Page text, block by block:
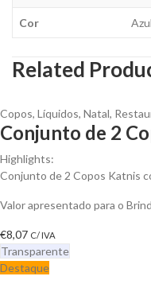
Cor
Related
Copos, Líquidos, Natal,
Conjunto de 2
Highlights:
Conjunto de 2 Copos Katnis
Valor apresentado para o
€8,07 C/ IVA
Transparente
Destaque